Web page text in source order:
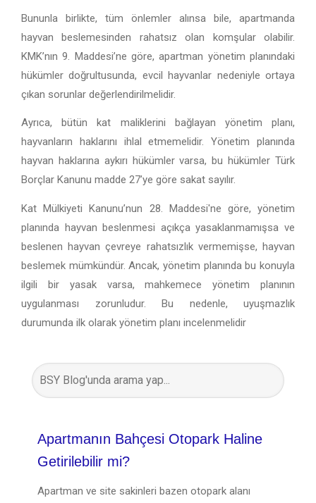
Bununla birlikte, tüm önlemler alınsa bile, apartmanda
hayvan beslemesinden rahatsız olan komşular olabilir.
KMK’nın 9. Maddesi’ne göre, apartman yönetim planındaki
hükümler doğrultusunda, evcil hayvanlar nedeniyle ortaya
çıkan sorunlar değerlendirilmelidir.
Ayrıca, bütün kat maliklerini bağlayan yönetim planı,
hayvanların haklarını ihlal etmemelidir. Yönetim planında
hayvan haklarına aykırı hükümler varsa, bu hükümler Türk
Borçlar Kanunu madde 27’ye göre sakat sayılır.
Kat Mülkiyeti Kanunu’nun 28. Maddesi'ne göre, yönetim
planında hayvan beslenmesi açıkça yasaklanmamışsa ve
beslenen hayvan çevreye rahatsızlık vermemişse, hayvan
beslemek mümkündür. Ancak, yönetim planında bu konuyla
ilgili bir yasak varsa, mahkemece yönetim planının
uygulanması zorunludur. Bu nedenle, uyuşmazlık
durumunda ilk olarak yönetim planı incelenmelidir
Apartmanın Bahçesi Otopark Haline
Getirilebilir mi?
Apartman ve site sakinleri bazen otopark alanı